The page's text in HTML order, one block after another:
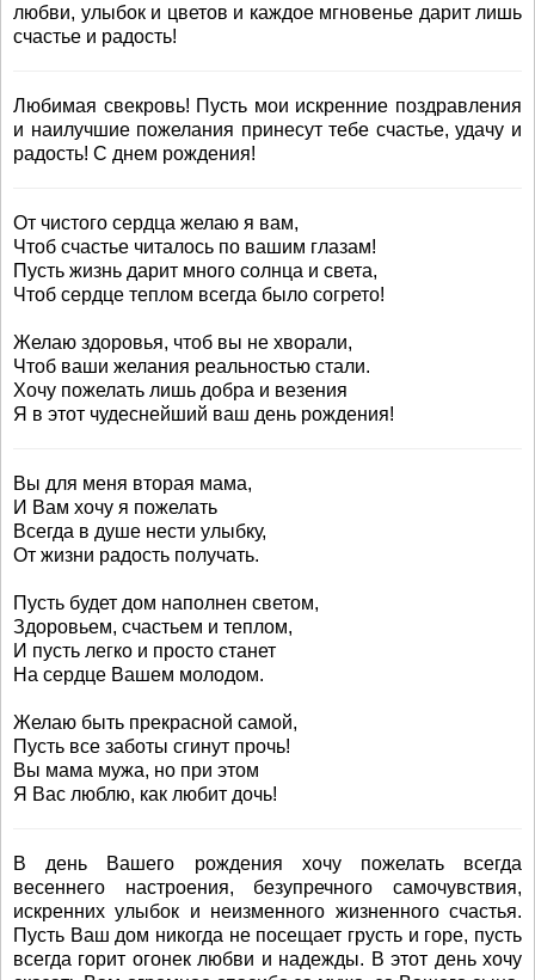
любви, улыбок и цветов и каждое мгновенье дарит лишь
счастье и радость!
Любимая свекровь! Пусть мои искренние поздравления
и наилучшие пожелания принесут тебе счастье, удачу и
радость! С днем рождения!
От чистого сердца желаю я вам,
Чтоб счастье читалось по вашим глазам!
Пусть жизнь дарит много солнца и света,
Чтоб сердце теплом всегда было согрето!
Желаю здоровья, чтоб вы не хворали,
Чтоб ваши желания реальностью стали.
Хочу пожелать лишь добра и везения
Я в этот чудеснейший ваш день рождения!
Вы для меня вторая мама,
И Вам хочу я пожелать
Всегда в душе нести улыбку,
От жизни радость получать.
Пусть будет дом наполнен светом,
Здоровьем, счастьем и теплом,
И пусть легко и просто станет
На сердце Вашем молодом.
Желаю быть прекрасной самой,
Пусть все заботы сгинут прочь!
Вы мама мужа, но при этом
Я Вас люблю, как любит дочь!
В день Вашего рождения хочу пожелать всегда
весеннего настроения, безупречного самочувствия,
искренних улыбок и неизменного жизненного счастья.
Пусть Ваш дом никогда не посещает грусть и горе, пусть
всегда горит огонек любви и надежды. В этот день хочу